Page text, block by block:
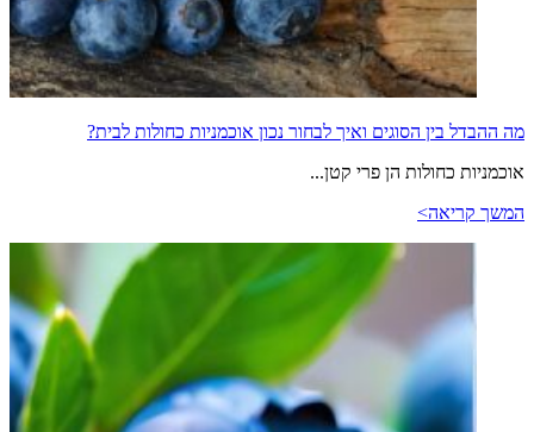
מה ההבדל בין הסוגים ואיך לבחור נכון אוכמניות כחולות לבית?
אוכמניות כחולות הן פרי קטן...
המשך קריאה>